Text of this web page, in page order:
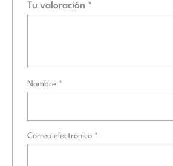
Tu valoración *
Nombre *
Correo electrónico *